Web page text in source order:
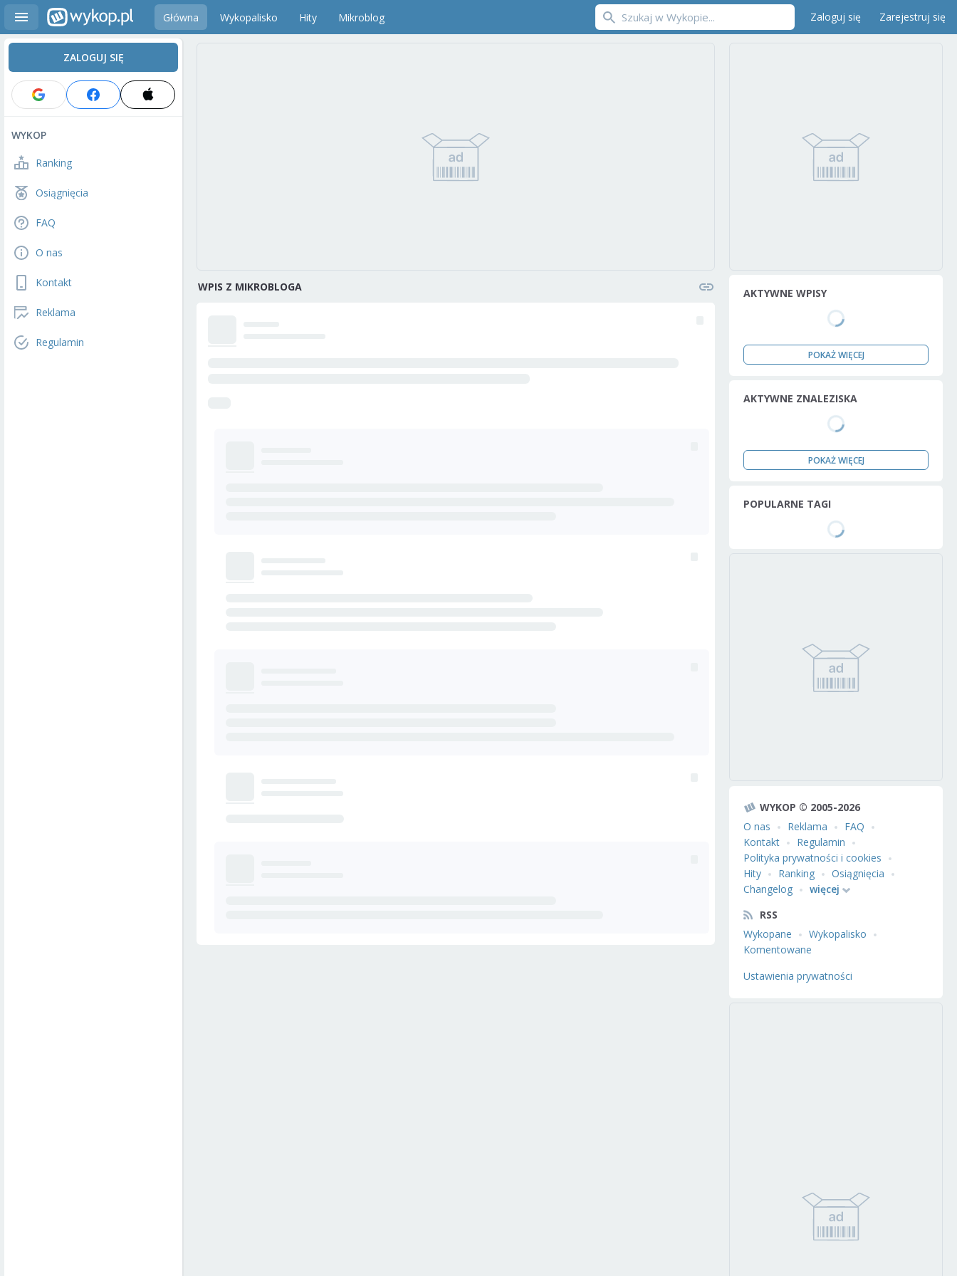
Główna Wykopalisko Hity Mikroblog Zaloguj się Zarejestruj się
ZALOGUJ SIĘ
WYKOP
Ranking
Osiągnięcia
FAQ
O nas
Kontakt
Reklama
Regulamin
WPIS Z MIKROBLOGA AKTYWNE WPISY
POKAŻ WIĘCEJ
AKTYWNE ZNALEZISKA
POKAŻ WIĘCEJ
POPULARNE TAGI
WYKOP © 2005-2026
O nas
Reklama
FAQ
Kontakt
Regulamin
Polityka prywatności i cookies
Hity
Ranking
Osiągnięcia
Changelog
więcej
RSS
Wykopane
Wykopalisko
Komentowane
Ustawienia prywatności